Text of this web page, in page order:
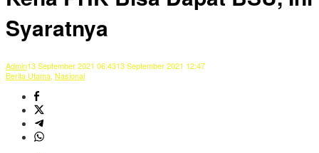
Syaratnya
Admin13 September 2021 06:4313 September 2021 12:47
Berita Utama, Nasional